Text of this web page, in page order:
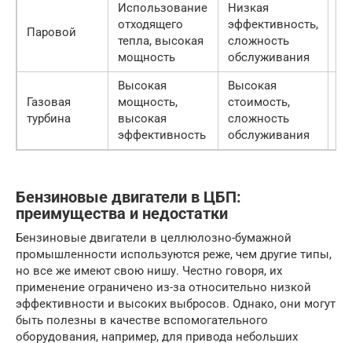
Паровой
Использование
отходящего
тепла, высокая
мощность
Низкая
эффективность,
сложность
обслуживания
Газовая
турбина
Высокая
мощность,
высокая
эффективность
Высокая
стоимость,
сложность
обслуживания
Бензиновые двигатели в ЦБП:
преимущества и недостатки
Бензиновые двигатели в целлюлозно-бумажной
промышленности используются реже, чем другие типы,
но все же имеют свою нишу. Честно говоря, их
применение ограничено из-за относительно низкой
эффективности и высоких выбросов. Однако, они могут
быть полезны в качестве вспомогательного
оборудования, например, для привода небольших